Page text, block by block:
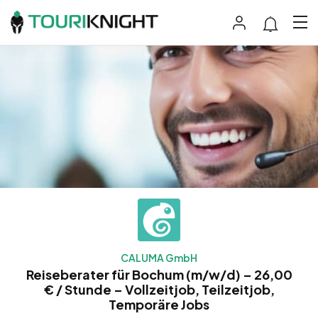
CALUMA GmbH
Reiseberater für Bochum (m/w/d) – 26,00
€ / Stunde – Vollzeitjob, Teilzeitjob,
Temporäre Jobs